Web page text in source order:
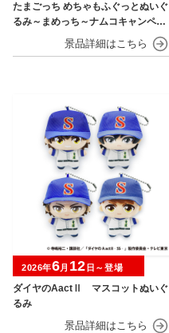
たまごっち めちゃもふぐっとぬいぐ
るみ～まめっち～ナムコキャンペー
ダイヤのAactⅡ マスコットぬいぐ
るみ
2026年6月 12 日～登場